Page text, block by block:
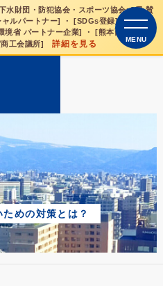
水財団・防犯協会・スポーツ協会×3県 賛
ルパートナー] ・ [SDGs登録] 熊本県・
省 パートナー企業] ・ [熊本西税務署是
商工会議所] 詳細を見る MENU
めの対策とは？